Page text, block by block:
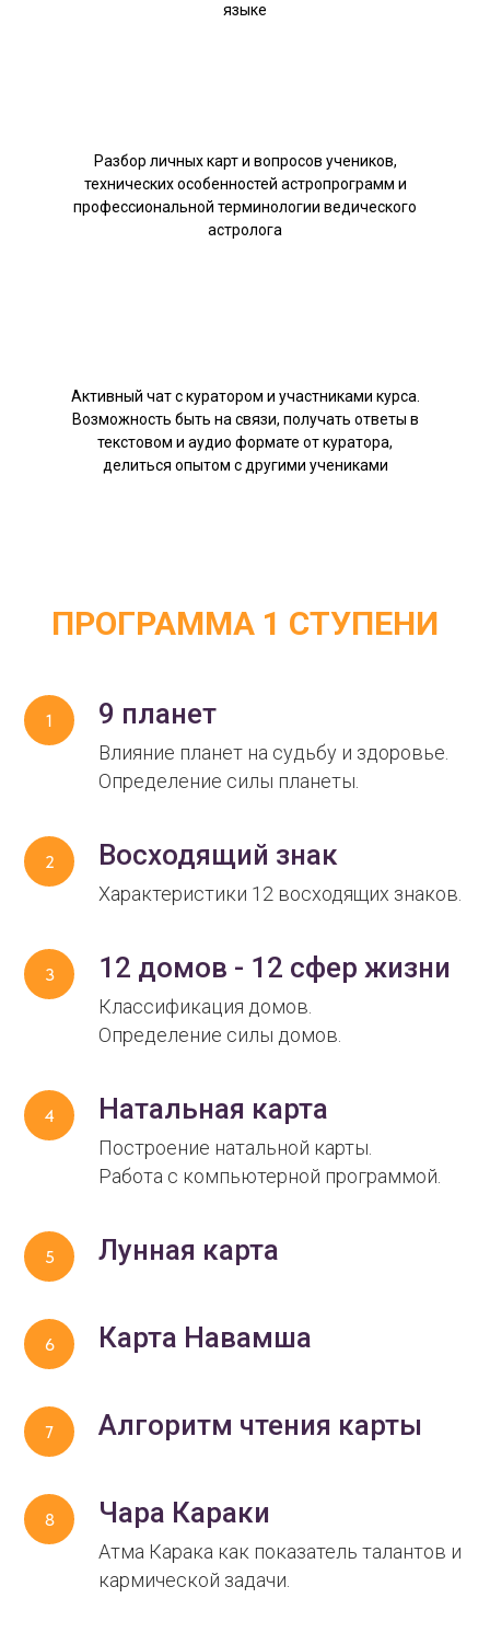
языке
Разбор личных карт и вопросов учеников,
технических особенностей астропрограмм и
профессиональной терминологии ведического
астролога
Активный чат с куратором и участниками курса.
Возможность быть на связи, получать ответы в
текстовом и аудио формате от куратора,
делиться опытом с другими учениками
ПРОГРАММА 1 СТУПЕНИ
9 планет
Влияние планет на судьбу и здоровье.
Определение силы планеты.
Восходящий знак
Характеристики 12 восходящих знаков.
12 домов - 12 сфер жизни
Классификация домов.
Определение силы домов.
Натальная карта
Построение натальной карты.
Работа с компьютерной программой.
Лунная карта
Карта Навамша
Алгоритм чтения карты
Чара Караки
Атма Карака как показатель талантов и
кармической задачи.